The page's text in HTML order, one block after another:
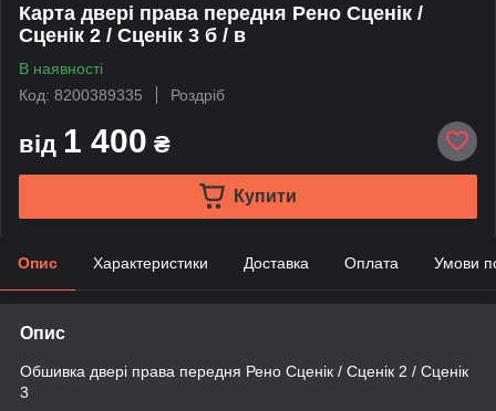
Карта двері права передня Рено Сценік /
Сценік 2 / Сценік 3 б / в
В наявності
Код: 8200389335
Роздріб
від 1 400 ₴
Купити
Опис Характеристики Доставка Оплата Умови
Опис
Обшивка двері права передня Рено Сценік / Сценік 2 / Сценік
3